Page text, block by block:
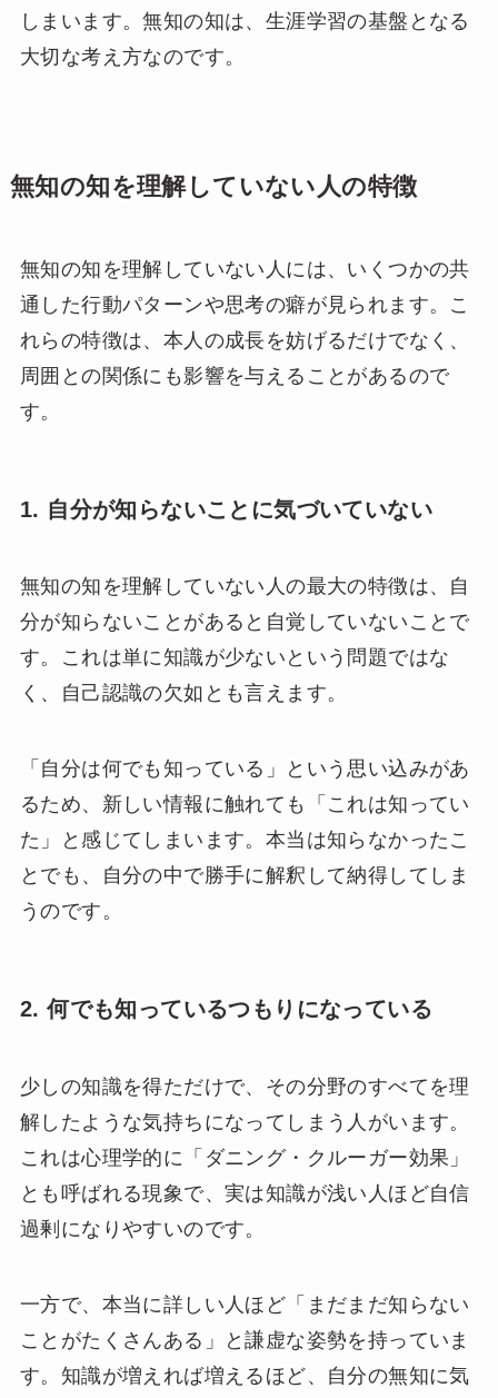
しまいます。無知の知は、生涯学習の基盤となる
大切な考え方なのです。
無知の知を理解していない人の特徴
無知の知を理解していない人には、いくつかの共
通した行動パターンや思考の癖が見られます。こ
れらの特徴は、本人の成長を妨げるだけでなく、
周囲との関係にも影響を与えることがあるので
す。
1. 自分が知らないことに気づいていない
無知の知を理解していない人の最大の特徴は、自
分が知らないことがあると自覚していないことで
す。これは単に知識が少ないという問題ではな
く、自己認識の欠如とも言えます。
「自分は何でも知っている」という思い込みがあ
るため、新しい情報に触れても「これは知ってい
た」と感じてしまいます。本当は知らなかったこ
とでも、自分の中で勝手に解釈して納得してしま
うのです。
2. 何でも知っているつもりになっている
少しの知識を得ただけで、その分野のすべてを理
解したような気持ちになってしまう人がいます。
これは心理学的に「ダニング・クルーガー効果」
とも呼ばれる現象で、実は知識が浅い人ほど自信
過剰になりやすいのです。
一方で、本当に詳しい人ほど「まだまだ知らない
ことがたくさんある」と謙虚な姿勢を持っていま
す。知識が増えれば増えるほど、自分の無知に気